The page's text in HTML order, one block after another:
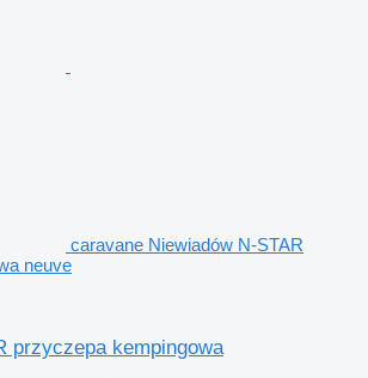
caravane Niewiadów N-STAR
neuve
przyczepa kempingowa